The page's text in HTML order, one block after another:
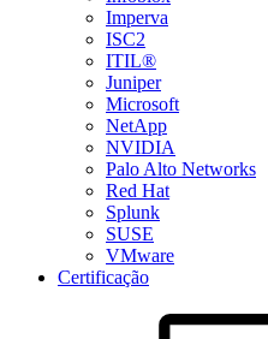
Imperva
ISC2
ITIL®
Juniper
Microsoft
NetApp
NVIDIA
Palo Alto Networks
Red Hat
Splunk
SUSE
VMware
Certificação